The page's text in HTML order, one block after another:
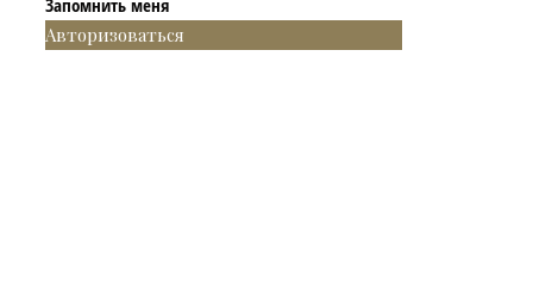
Авторизоваться